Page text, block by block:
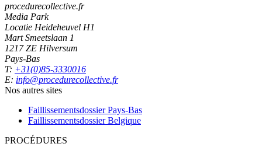
procedurecollective.fr
Media Park
Locatie Heideheuvel H1
Mart Smeetslaan 1
1217 ZE Hilversum
Pays-Bas
T: +31(0)85-3330016
E: info@procedurecollective.fr
Nos autres sites
Faillissementsdossier Pays-Bas
Faillissementsdossier Belgique
PROCÉDURES